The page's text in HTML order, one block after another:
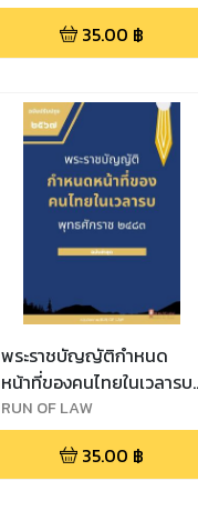
ประเทศไทย พ.ศ. ๒๕๔๕
35.00 ฿
พระราชบัญญัติกำหนด
หน้าที่ของคนไทยในเวลารบ
พุทธศักราช ๒๔๘๔
RUN OF LAW
35.00 ฿